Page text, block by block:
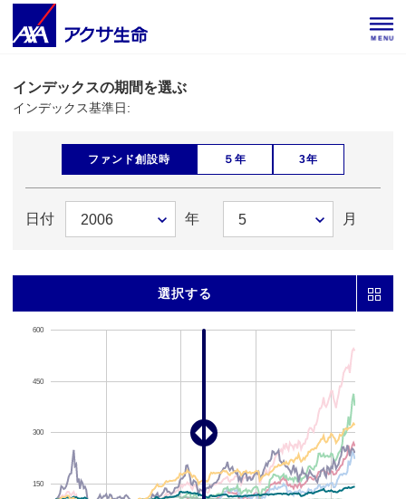
MENU
インデックスの期間を選ぶ
インデックス基準日:
ファンド創設時 ５年 3年
日付 年 月
選択する
150
300
450
600